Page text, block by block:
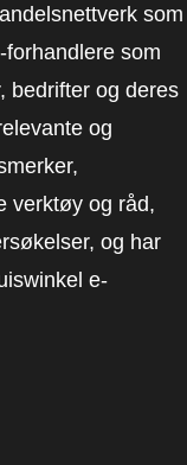
som
som
bedrifter og deres
og
verktøy og råd,
og har
e-